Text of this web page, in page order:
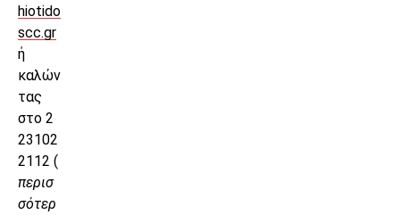
hiotido
scc.gr
ή
καλών
τας
στο 2
23102
2112 (
περισ
σότερ